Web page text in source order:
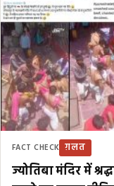
FACT CHECK ग़लत
ज्योतिबा मंदिर में